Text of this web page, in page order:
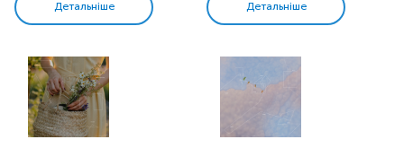
Детальніше Детальніше